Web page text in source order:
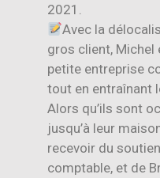
2021.
Avec la
gros client, Michel
petite entreprise
tout en entraînant
Alors qu’ils sont
jusqu’à leur
recevoir du
comptable, et de